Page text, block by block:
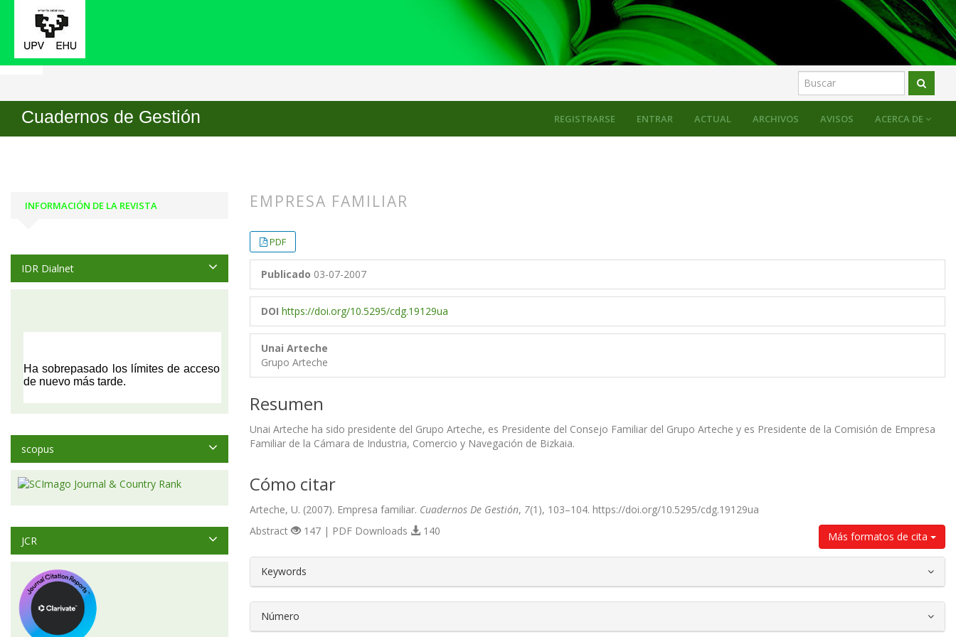
ACTUAL ARCHIVOS AVISOS ACERCA DE
REGISTRARSE ENTRAR
Cuadernos de Gestión
Inicio Archivos Vol. 7 Núm. 1 (2007) Artículos
EMPRESA FAMILIAR
##plugins.themes.bootstrap3.article.main##
##plugins.themes.bootstrap3.article.sidebar##
PDF
Publicado 03-07-2007
DOI https://doi.org/10.5295/cdg.19129ua
Unai Arteche
Grupo Arteche
Resumen
Unai Arteche ha sido presidente del Grupo Arteche, es Presidente del Consejo Familiar del Grupo Arteche y es Presidente de la Comisión de Empresa
Familiar de la Cámara de Industria, Comercio y Navegación de Bizkaia.
Cómo citar
Arteche, U. (2007). Empresa familiar. Cuadernos De Gestión, 7(1), 103–104. https://doi.org/10.5295/cdg.19129ua
Más formatos de cita
Abstract 147 | PDF Downloads 140
##plugins.themes.bootstrap3.article.details##
Keywords
Número
INFORMACIÓN DE LA REVISTA
IDR Dialnet
scopus
JCR